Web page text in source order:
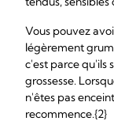
Vous pouvez
légèrement
c'est parce qu'ils
grossesse.
n'êtes pas
recommence.{2}